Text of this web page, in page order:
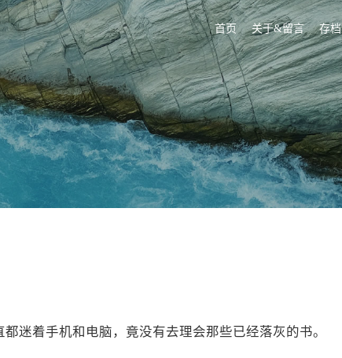
首页 关于&留言 存档
迷着手机和电脑，竟没有去理会那些已经落灰的书。